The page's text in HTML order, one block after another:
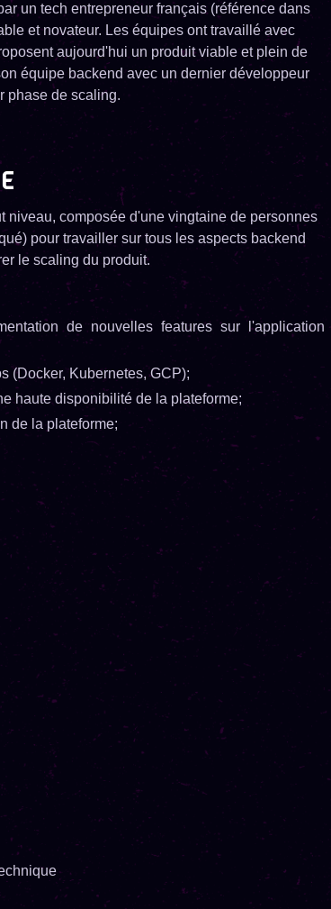
un tech entrepreneur français (référence dans
et novateur. Les équipes ont travaillé avec
aujourd'hui un produit viable et plein de
équipe backend avec un dernier développeur
phase de scaling.
niveau, composée d'une vingtaine de personnes
pour travailler sur tous les aspects backend
le scaling du produit.
de nouvelles features sur l'application
(Docker, Kubernetes, GCP);
haute disponibilité de la plateforme;
de la plateforme;